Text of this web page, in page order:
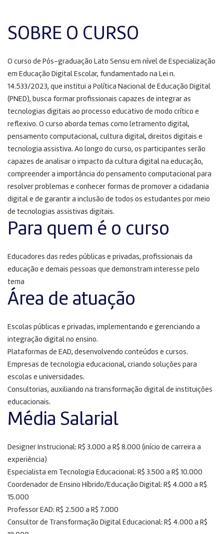
SOBRE O CURSO
O curso de Pós-graduação Lato Sensu em nível de Especialização
em Educação Digital Escolar, fundamentado na Lei n.
14.533/2023, que institui a Política Nacional de Educação Digital
(PNED), busca formar profissionais capazes de integrar as
tecnologias digitais ao processo educativo de modo crítico e
reflexivo. O curso aborda temas como letramento digital,
pensamento computacional, cultura digital, direitos digitais e
tecnologia assistiva. Ao longo do curso, os participantes serão
capazes de analisar o impacto da cultura digital na educação,
compreender a importância do pensamento computacional para
resolver problemas e conhecer formas de promover a cidadania
digital e de garantir a inclusão de todos os estudantes por meio
de tecnologias assistivas digitais.
Para quem é o curso
Educadores das redes públicas e privadas, profissionais da
educação e demais pessoas que demonstram interesse pelo
tema
Área de atuação
Escolas públicas e privadas, implementando e gerenciando a
integração digital no ensino.
Plataformas de EAD, desenvolvendo conteúdos e cursos.
Empresas de tecnologia educacional, criando soluções para
escolas e universidades.
Consultorias, auxiliando na transformação digital de instituições
educacionais.
Média Salarial
Designer Instrucional: R$ 3.000 a R$ 8.000 (início de carreira a
experiência)
Especialista em Tecnologia Educacional: R$ 3.500 a R$ 10.000
Coordenador de Ensino Híbrido/Educação Digital: R$ 4.000 a R$
15.000
Professor EAD: R$ 2.500 a R$ 7.000
Consultor de Transformação Digital Educacional: R$ 4.000 a R$